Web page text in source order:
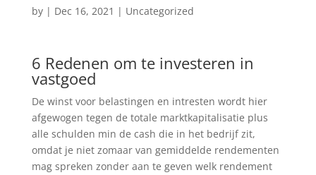
by | Dec 16, 2021 | Uncategorized
6 Redenen om te investeren in
vastgoed
De winst voor belastingen en intresten wordt hier
afgewogen tegen de totale marktkapitalisatie plus
alle schulden min de cash die in het bedrijf zit,
omdat je niet zomaar van gemiddelde rendementen
mag spreken zonder aan te geven welk rendement